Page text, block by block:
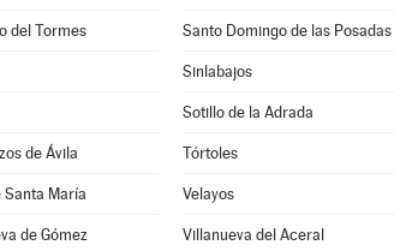
del Tormes Santo Domingo de las Posadas
Sinlabajos
Sotillo de la Adrada
de Ávila Tórtoles
Santa María Velayos
de Gómez Villanueva del Aceral